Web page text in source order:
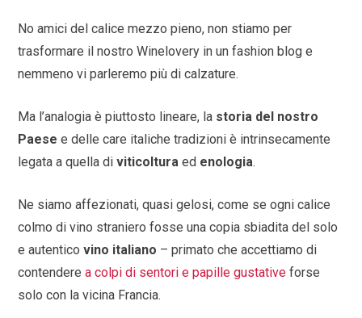
No amici del calice mezzo pieno, non stiamo per
trasformare il nostro Winelovery in un fashion blog e
nemmeno vi parleremo più di calzature.
Ma l’analogia è piuttosto lineare, la storia del nostro
Paese e delle care italiche tradizioni è intrinsecamente
legata a quella diviticoltura ed enologia.
Ne siamo affezionati, quasi gelosi, come se ogni calice
colmo di vino straniero fosse una copia sbiadita del solo
e autenticovino italiano – primato che accettiamo di
contenderea colpi di sentori e papille gustative forse
solo con la vicina Francia.